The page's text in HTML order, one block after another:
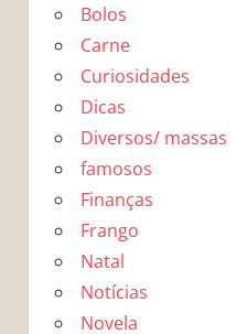
Bolos
Carne
Curiosidades
Dicas
Diversos/ massas
famosos
Finanças
Frango
Natal
Notícias
Novela